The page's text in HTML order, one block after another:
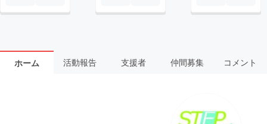
ホーム 活動報告 支援者 仲間募集 コメント